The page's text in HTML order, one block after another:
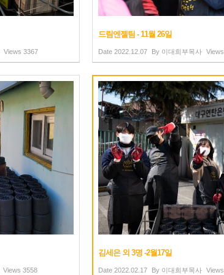
Views 3367
드림엔젤팀 - 11월 26일
Date 2022.12.07 By 이대희부목사 Views
Views 3558
김세은 외 3명 -2월17일
Date 2022.02.17 By 이대희부목사 Views